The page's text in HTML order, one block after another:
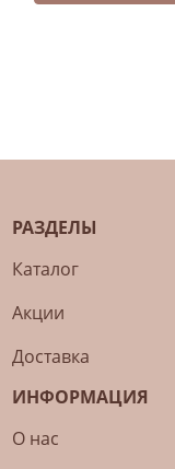
РАЗДЕЛЫ
Каталог
Акции
Доставка
ИНФОРМАЦИЯ
О нас